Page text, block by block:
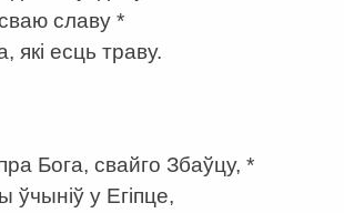
сваю славу *
які есць траву.
Бога, свайго Збаўцу, *
ўчыніў у Егіпце,